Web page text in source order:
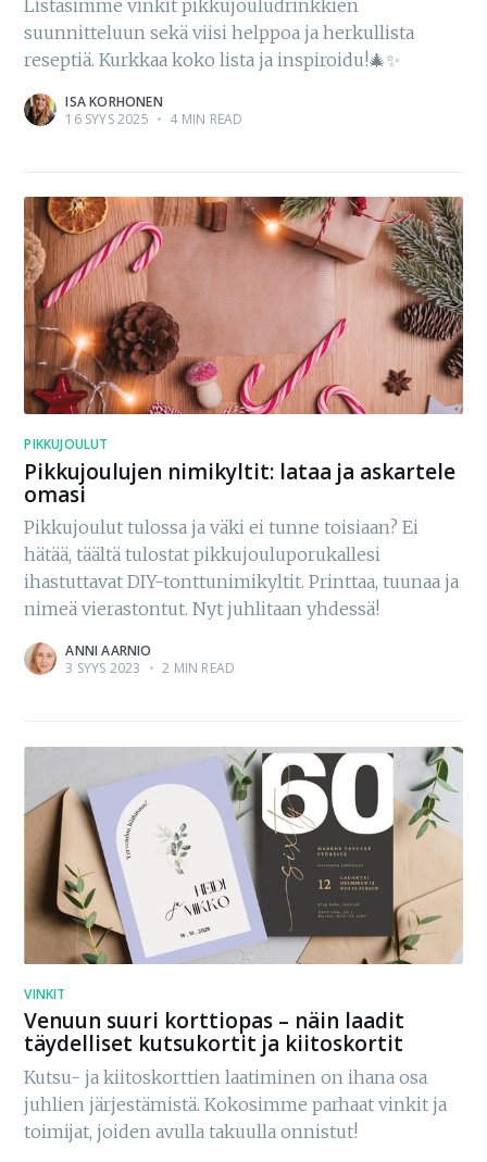
Listasimme vinkit pikkujouludrinkkien
suunnitteluun sekä viisi helppoa ja herkullista
reseptiä. Kurkkaa koko lista ja inspiroidu!🎄✨
ISA KORHONEN
16 SYYS 2025 • 4 MIN READ
PIKKUJOULUT
Pikkujoulujen nimikyltit: lataa ja askartele
omasi
Pikkujoulut tulossa ja väki ei tunne toisiaan? Ei
hätää, täältä tulostat pikkujouluporukallesi
ihastuttavat DIY-tonttunimikyltit. Printtaa, tuunaa ja
nimeä vierastontut. Nyt juhlitaan yhdessä!
ANNI AARNIO
3 SYYS 2023 • 2 MIN READ
VINKIT
Venuun suuri korttiopas – näin laadit
täydelliset kutsukortit ja kiitoskortit
Kutsu- ja kiitoskorttien laatiminen on ihana osa
juhlien järjestämistä. Kokosimme parhaat vinkit ja
toimijat, joiden avulla takuulla onnistut!